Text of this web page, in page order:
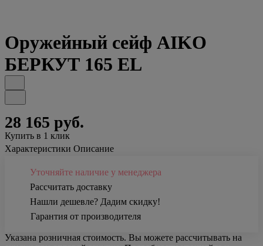
Оружейный сейф AIKO
БЕРКУТ 165 EL
28 165 руб.
Купить в 1 клик
Характеристики Описание
Уточняйте наличие у менеджера
Рассчитать доставку
Нашли дешевле? Дадим скидку!
Гарантия от производителя
Указана розничная стоимость. Вы можете рассчитывать на